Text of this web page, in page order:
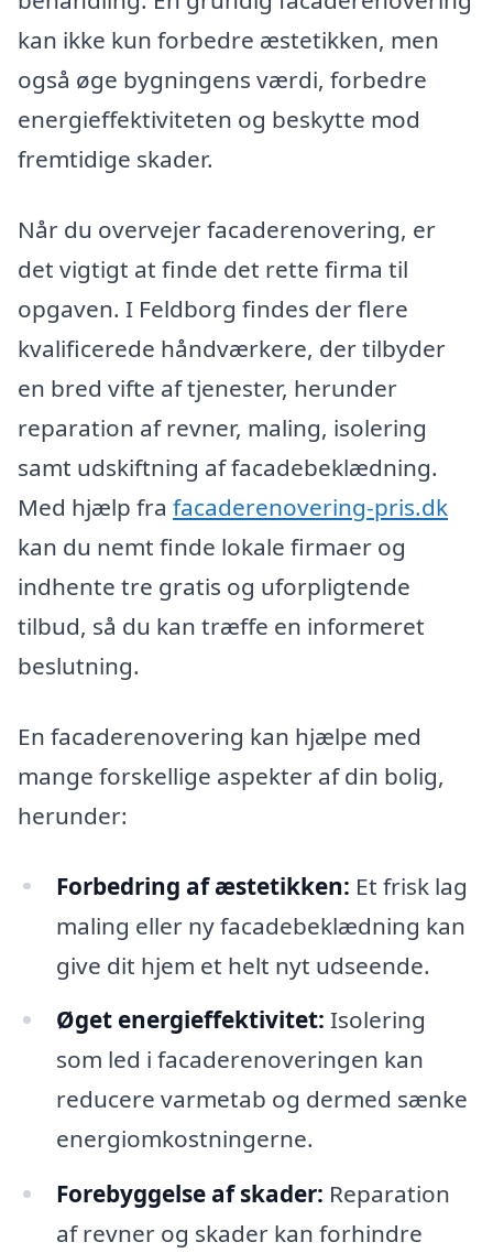
kan ikke kun forbedre æstetikken, men
også øge bygningens værdi, forbedre
energieffektiviteten og beskytte mod
fremtidige skader.
Når du overvejer facaderenovering, er
det vigtigt at finde det rette firma til
opgaven. I Feldborg findes der flere
kvalificerede håndværkere, der tilbyder
en bred vifte af tjenester, herunder
reparation af revner, maling, isolering
samt udskiftning af facadebeklædning.
Med hjælp fra facaderenovering-pris.dk
kan du nemt finde lokale firmaer og
indhente tre gratis og uforpligtende
tilbud, så du kan træffe en informeret
beslutning.
En facaderenovering kan hjælpe med
mange forskellige aspekter af din bolig,
herunder:
Forbedring af æstetikken: Et frisk lag
maling eller ny facadebeklædning kan
give dit hjem et helt nyt udseende.
Øget energi­effektivitet: Isolering
som led i facaderenoveringen kan
reducere varmetab og dermed sænke
energiomkostningerne.
Forebyggelse af skader: Reparation
af revner og skader kan forhindre